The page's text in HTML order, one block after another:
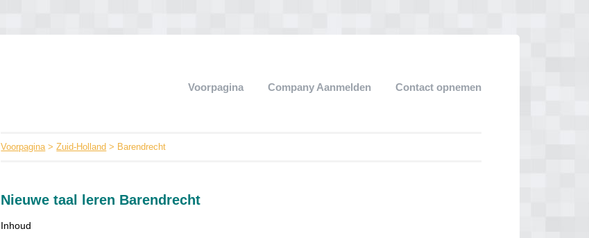
Voorpagina Company Aanmelden Contact opnemen
Voorpagina>Zuid-Holland > Barendrecht
Nieuwe taal leren Barendrecht
Inhoud